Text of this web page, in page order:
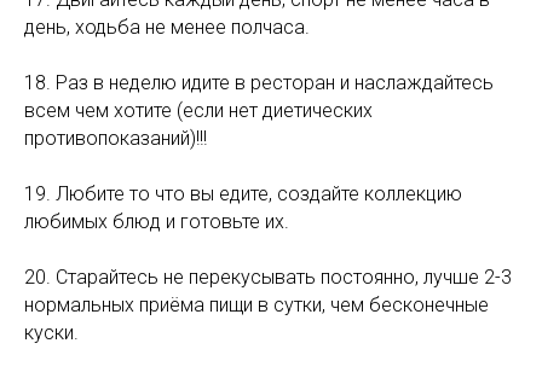
день, ходьба не менее полчаса.
18. Раз в неделю идите в ресторан и наслаждайтесь
всем чем хотите (если нет диетических
противопоказаний)!!!
19. Любите то что вы едите, создайте коллекцию
любимых блюд и готовьте их.
20. Старайтесь не перекусывать постоянно, лучше 2-3
нормальных приёма пищи в сутки, чем бесконечные
куски.